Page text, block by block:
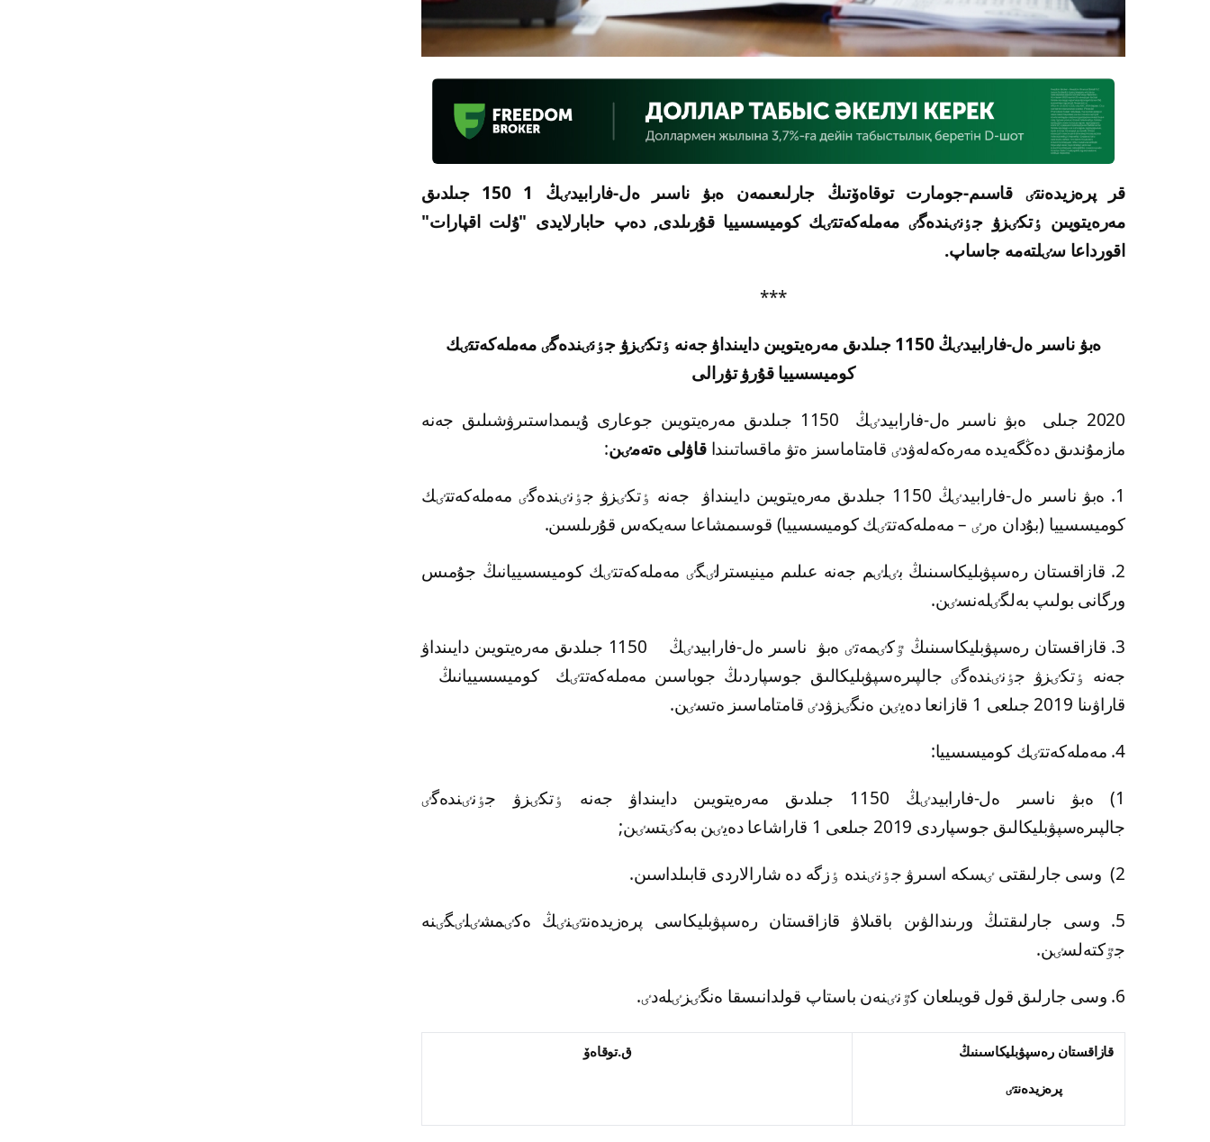
قر پرەزيدەنتٸ قاسىم-جومارت توقاەۆتىڭ جارلىعىمەن ەبۋ ناسىر ەل-فارابيدٸڭ 1 150 جىلدىق
مەرەيتويىن ٶتكٸزۋ جٶنٸندەگٸ مەملەكەتتٸك كوميسسييا قۇرىلدى, دەپ حابارلايدى "ۇلت اقپارات"
اقورداعا سٸلتەمە جاساپ.
***
ەبۋ ناسىر ەل-فارابيدٸڭ 1150 جىلدىق مەرەيتويىن دايىنداۋ جەنە ٶتكٸزۋ جٶنٸندەگٸ مەملەكەتتٸك
كوميسسييا قۇرۋ تۋرالى
2020 جىلى ەبۋ ناسىر ەل-فارابيدٸڭ 1150 جىلدىق مەرەيتويىن جوعارى ۇيىمداستىرۋشىلىق جەنە
مازمۇندىق دەڭگەيدە مەرەكەلەۋدٸ قامتاماسىز ەتۋ ماقساتىندا قاۋلى ەتەمٸن:
1. ەبۋ ناسىر ەل-فارابيدٸڭ 1150 جىلدىق مەرەيتويىن دايىنداۋ جەنە ٶتكٸزۋ جٶنٸندەگٸ مەملەكەتتٸك
كوميسسييا (بۇدان ەرٸ – مەملەكەتتٸك كوميسسييا) قوسىمشاعا سەيكەس قۇرىلسىن.
2. قازاقستان رەسپۋبليكاسىنىڭ بٸلٸم جەنە عىلىم مينيسترلٸگٸ مەملەكەتتٸك كوميسسييانىڭ جۇمىس
ورگانى بولىپ بەلگٸلەنسٸن.
3. قازاقستان رەسپۋبليكاسىنىڭ ٷكٸمەتٸ ەبۋ ناسىر ەل-فارابيدٸڭ 1150 جىلدىق مەرەيتويىن دايىنداۋ
جەنە ٶتكٸزۋ جٶنٸندەگٸ جالپىرەسپۋبليكالىق جوسپاردىڭ جوباسىن مەملەكەتتٸك كوميسسييانىڭ
قاراۋىنا 2019 جىلعى 1 قازانعا دەيٸن ەنگٸزۋدٸ قامتاماسىز ەتسٸن.
4. مەملەكەتتٸك كوميسسييا:
1) ەبۋ ناسىر ەل-فارابيدٸڭ 1150 جىلدىق مەرەيتويىن دايىنداۋ جەنە ٶتكٸزۋ جٶنٸندەگٸ
جالپىرەسپۋبليكالىق جوسپاردى 2019 جىلعى 1 قاراشاعا دەيٸن بەكٸتسٸن;
2) وسى جارلىقتى ٸسكە اسىرۋ جٶنٸندە ٶزگە دە شارالاردى قابىلداسىن.
5. وسى جارلىقتىڭ ورىندالۋىن باقىلاۋ قازاقستان رەسپۋبليكاسى پرەزيدەنتٸنٸڭ ەكٸمشٸلٸگٸنە
جٷكتەلسٸن.
6. وسى جارلىق قول قويىلعان كٷنٸنەن باستاپ قولدانىسقا ەنگٸزٸلەدٸ.
قازاقستان رەسپۋبليكاسىنىڭ
پرەزيدەنتٸ
ق.توقاەۆ